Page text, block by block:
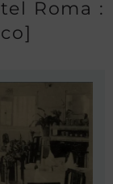
Roma :